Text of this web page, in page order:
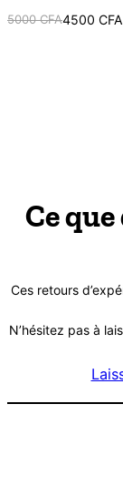
5000CFA
Le
4500 CFA
Le
Ce
Ces retours
N’hésitez pas à